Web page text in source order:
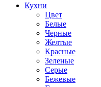
Кухни
Цвет
Белые
Черные
Желтые
Красные
Зеленые
Серые
Бежевые